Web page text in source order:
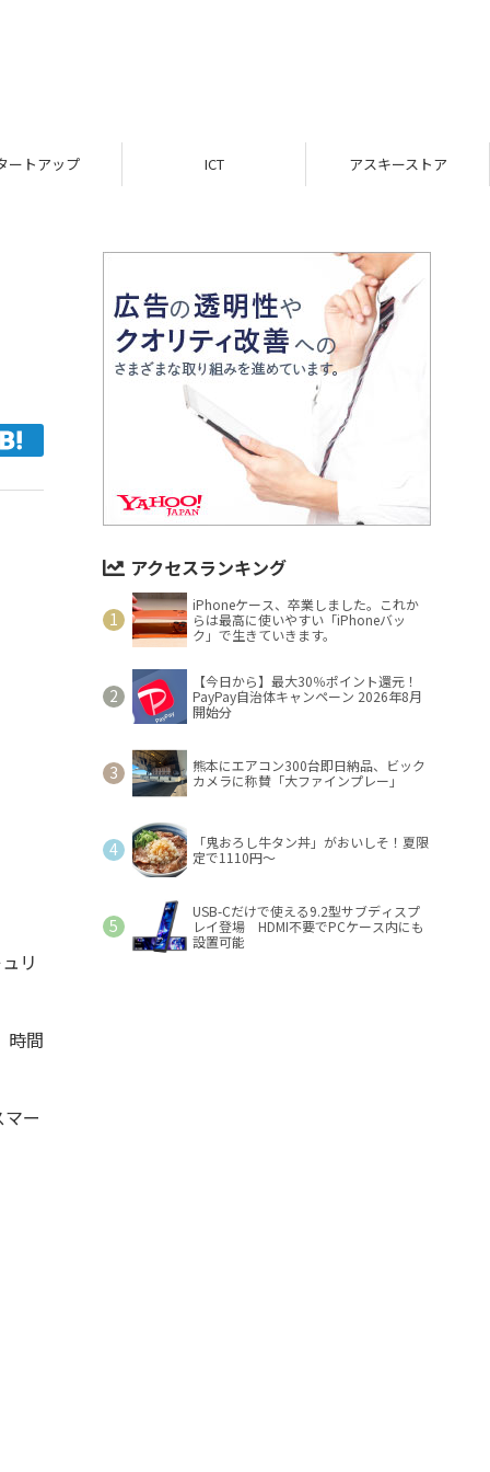
ICT アスキーストア インフォメーション
リ
時間
ー
アクセスランキング
iPhoneケース、卒業しました。これか
らは最高に使いやすい「iPhoneバッ
ク」で生きていきます。
【今日から】最大30％ポイント還元！
PayPay自治体キャンペーン 2026年8月
開始分
熊本にエアコン300台即日納品、ビック
カメラに称賛「大ファインプレー」
「鬼おろし牛タン丼」がおいしそ！夏限
定で1110円～
USB-Cだけで使える9.2型サブディスプ
レイ登場 HDMI不要でPCケース内にも
設置可能